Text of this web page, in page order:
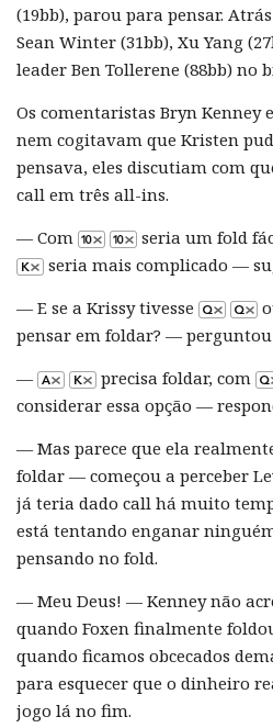
(19bb), parou para pensar.
Sean Winter (31bb), Xu Yang
leader Ben Tollerene (88bb) no
Os comentaristas Bryn Kenney
nem cogitavam que Kristen
pensava, eles discutiam com
call em três all-ins.
— Com
seria um fold
seria mais complicado —
— E se a Krissy tivesse
pensar em foldar? — perguntou
—
precisa foldar, com
considerar essa opção —
— Mas parece que ela
foldar — começou a perceber
já teria dado call há muito
está tentando enganar
pensando no fold.
— Meu Deus! — Kenney não
quando Foxen finalmente
quando ficamos obcecados
para esquecer que o dinheiro
jogo lá no fim.